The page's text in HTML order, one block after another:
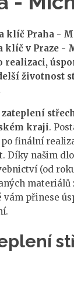
klíč Praha -
klíč v Praze -
realizaci,
životnost
zateplení
kraji.
finální
Díky našim
(od
vám přinese